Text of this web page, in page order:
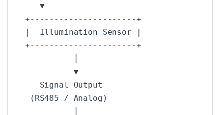
   ▼
+----------------------+
|  Illumination Sensor |
+----------------------+
          ▼
   Signal Output
(RS485 / Analog)